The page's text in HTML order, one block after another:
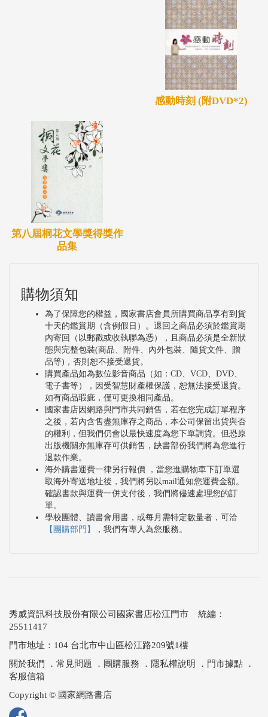
感動時刻 (附DVD*2)
第八屆桐花文學獎得獎作
品集
購物須知
為了保障您的權益，國家書店會員所購買商品享有到貨
十天的鑑賞期（含例假日）。退回之商品必須於鑑賞期
內寄回（以郵戳或收執聯為憑），且商品必須是全新狀
態與完整包裝(商品、附件、內外包裝、隨貨文件、贈
品等)，否則恕不接受退貨。
購買產品如為數位影音商品（如：CD、VCD、DVD、
電子書等），因受智慧財產權保護，恕無法接受退貨。
如有商品瑕疵，僅可更換相同產品。
國家書店因網路與門市共同銷售，若在您完成訂單程序
之後，若內含售盡無庫存之商品，本公司保留出貨與否
的權利，但我們仍會以最快速度為您下單調貨。但恐原
出版機關亦無庫存可供銷售，缺書部份我們將為您進行
退款作業。
海外購書運費一律另行報價 ，當您進購物車下訂單選
取海外寄送地址後，我們將另以mail通知您運費金額。
確認書款與運費一併支付後，我們將儘速處理您的訂
單。
學校團體、讀書會用書，或每月需特定數量者，可洽
【團購部門】
，我們有專人為您服務。
秀威資訊科技股份有限公司國家書店松江門市 統編：
25511417
門市地址：104 台北市中山區松江路209號1樓
關於我們
． 常見問題 ． 團購服務 ． 隱私權說明 ． 門市據點 ．
客服信箱
Copyright © 國家網路書店